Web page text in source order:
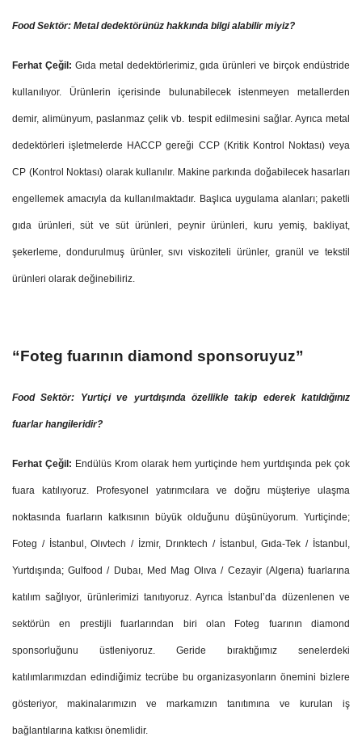
Food Sektör: Metal dedektörünüz hakkında bilgi alabilir miyiz?
Ferhat Çeğil: Gıda metal dedektörlerimiz, gıda ürünleri ve birçok endüstride
kullanılıyor. Ürünlerin içerisinde bulunabilecek istenmeyen metallerden
demir, alimünyum, paslanmaz çelik vb. tespit edilmesini sağlar. Ayrıca metal
dedektörleri işletmelerde HACCP gereği CCP (Kritik Kontrol Noktası) veya
CP (Kontrol Noktası) olarak kullanılır. Makine parkında doğabilecek hasarları
engellemek amacıyla da kullanılmaktadır. Başlıca uygulama alanları; paketli
gıda ürünleri, süt ve süt ürünleri, peynir ürünleri, kuru yemiş, bakliyat,
şekerleme, dondurulmuş ürünler, sıvı viskoziteli ürünler, granül ve tekstil
ürünleri olarak değinebiliriz.
“Foteg fuarının diamond sponsoruyuz”
Food Sektör: Yurtiçi ve yurtdışında özellikle takip ederek katıldığınız
fuarlar hangileridir?
Ferhat Çeğil: Endülüs Krom olarak hem yurtiçinde hem yurtdışında pek çok
fuara katılıyoruz. Profesyonel yatırımcılara ve doğru müşteriye ulaşma
noktasında fuarların katkısının büyük olduğunu düşünüyorum. Yurtiçinde;
Foteg / İstanbul, Olıvtech / İzmir, Drınktech / İstanbul, Gıda-Tek / İstanbul,
Yurtdışında; Gulfood / Dubaı, Med Mag Olıva / Cezayir (Algerıa) fuarlarına
katılım sağlıyor, ürünlerimizi tanıtıyoruz. Ayrıca İstanbul’da düzenlenen ve
sektörün en prestijli fuarlarından biri olan Foteg fuarının diamond
sponsorluğunu üstleniyoruz. Geride bıraktığımız senelerdeki
katılımlarımızdan edindiğimiz tecrübe bu organizasyonların önemini bizlere
gösteriyor, makinalarımızın ve markamızın tanıtımına ve kurulan iş
bağlantılarına katkısı önemlidir.